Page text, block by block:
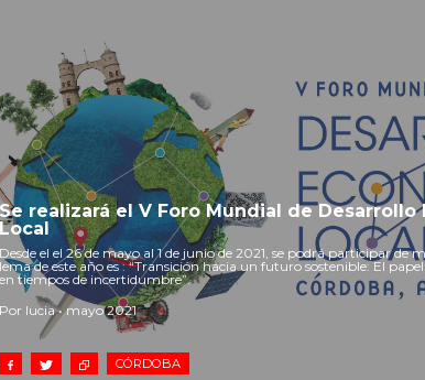
Se realizará el V Foro Mundial de Desarrollo
Local
Desde el el 26 de mayo al 1 de junio de 2021, se podrá participar de
lema de este año es : “Transición hacia un futuro sostenible: El
en tiempos de incertidumbre”.
Por lucia • mayo 2021
CÓRDOBA